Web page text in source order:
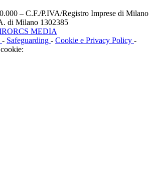
– C.F./P.IVA/Registro Imprese di Milano
di Milano 1302385
MEDIA
- Safeguarding - Cookie e Privacy Policy -